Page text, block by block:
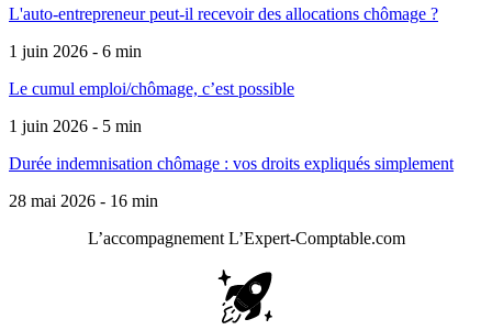
L'auto-entrepreneur peut-il recevoir des allocations chômage ?
1 juin 2026 - 6 min
Le cumul emploi/chômage, c’est possible
1 juin 2026 - 5 min
Durée indemnisation chômage : vos droits expliqués simplement
28 mai 2026 - 16 min
L’accompagnement L’Expert-Comptable.com